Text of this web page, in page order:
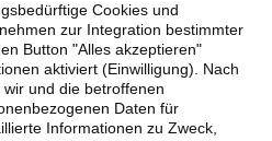
Cookies und
zur Integration bestimmter
Button "Alles akzeptieren"
aktiviert (Einwilligung). Nach
und die betroffenen
Daten für
Informationen zu Zweck,